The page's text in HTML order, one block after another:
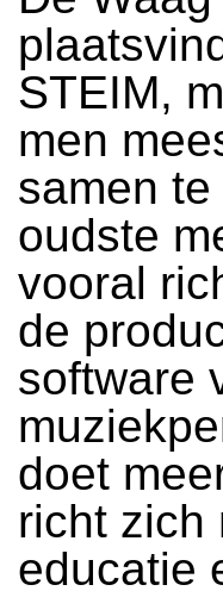
STEIM,
men
samen
oudste
vooral
de
software
doet
richt zich
educatie